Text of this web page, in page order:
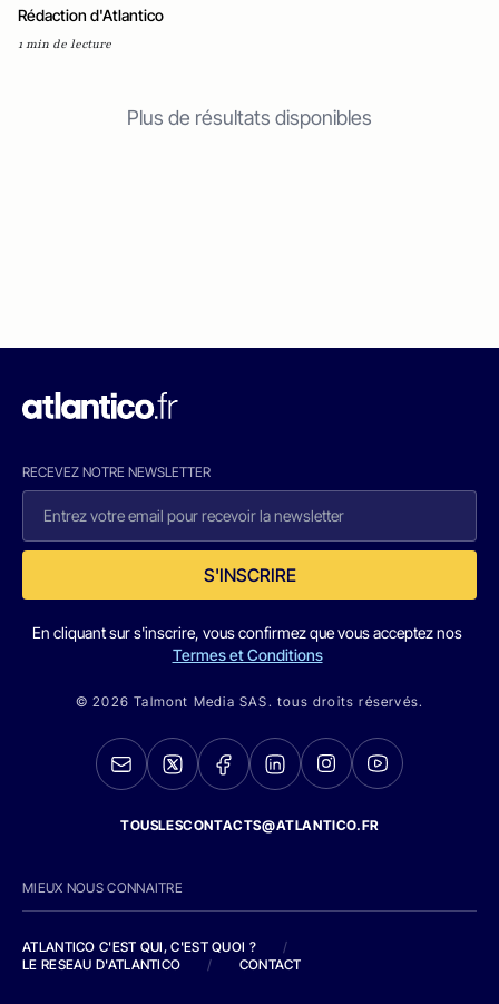
Rédaction d'Atlantico
1 min de lecture
Plus de résultats disponibles
RECEVEZ NOTRE NEWSLETTER
S'INSCRIRE
En cliquant sur s'inscrire, vous confirmez que vous acceptez nos
Termes et Conditions
© 2026 Talmont Media SAS. tous droits réservés.
TOUSLESCONTACTS@ATLANTICO.FR
MIEUX NOUS CONNAITRE
ATLANTICO C'EST QUI, C'EST QUOI ?
/
LE RESEAU D'ATLANTICO
/ CONTACT